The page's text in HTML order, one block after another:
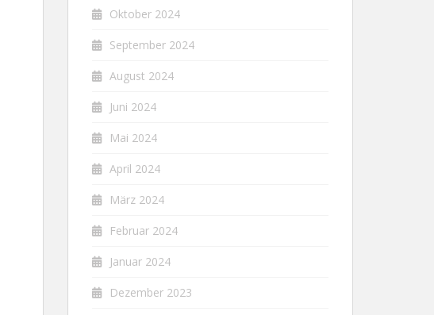
Oktober 2024
September 2024
August 2024
Juni 2024
Mai 2024
April 2024
März 2024
Februar 2024
Januar 2024
Dezember 2023